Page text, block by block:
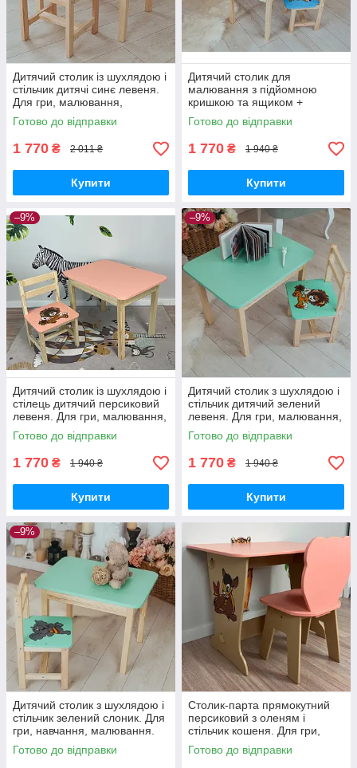
Дитячий столик із шухлядою і
стільчик дитячі синє левеня.
Для гри, малювання,
навчання.
Готово до відправки
1 770 ₴ 2 011 ₴
Купити
Дитячий столик для
малювання з підйомною
кришкою та ящиком +
стільчик, дерев’яний, синій,
1,5–7 років
Готово до відправки
1 770 ₴ 1 940 ₴
Купити
–9%
Дитячий столик із шухлядою і
стілець дитячий персиковий
левеня. Для гри, малювання,
навчання.
Готово до відправки
1 770 ₴ 1 940 ₴
Купити
–9%
Дитячий столик з шухлядою і
стільчик дитячий зелений
левеня. Для гри, малювання,
навчання.
Готово до відправки
1 770 ₴ 1 940 ₴
Купити
–9%
Дитячий столик з шухлядою і
стільчик зелений слоник. Для
гри, навчання, малювання.
Готово до відправки
Столик-парта прямокутний
персиковий з оленям і
стільчик кошеня. Для гри,
навчання, малювання, гри
Готово до відправки